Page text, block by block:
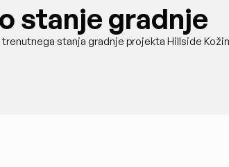
stanje gradnje
stanja gradnje projekta Hillside